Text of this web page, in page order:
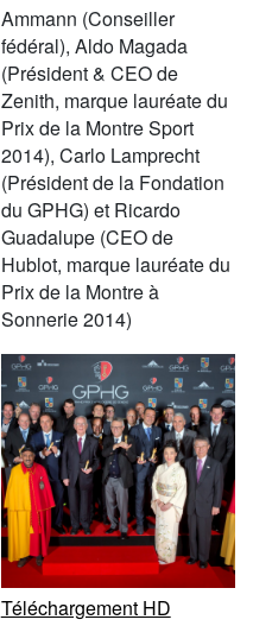
Ammann (Conseiller
fédéral), Aldo Magada
(Président & CEO de
Zenith, marque lauréate du
Prix de la Montre Sport
2014), Carlo Lamprecht
(Président de la Fondation
du GPHG) et Ricardo
Guadalupe (CEO de
Hublot, marque lauréate du
Prix de la Montre à
Sonnerie 2014)
Téléchargement HD